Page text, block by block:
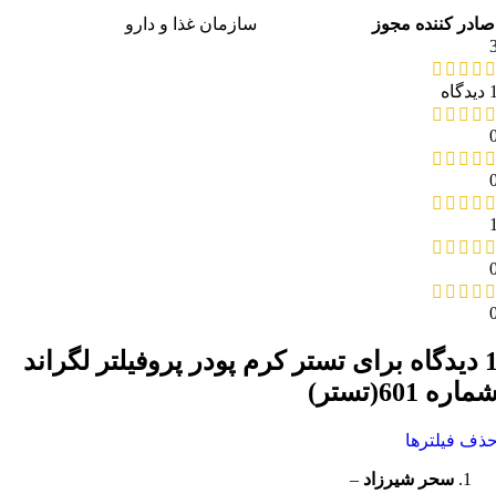
صادر کننده مجوز
سازمان غذا و دارو
برای
تستر کرم پودر پروفیلتر لگراند
601(تستر)
فیلترها
سحر شیرزاد –